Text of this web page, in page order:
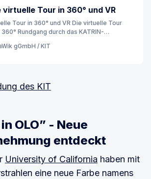
virtuelle Tour in 360° und VR
Tour in 360° und VR Die virtuelle Tour
Rundgang durch das KATRIN-
Sie alles über die Herausforderungen
der Neutrinomasse und lernen Sie direkt
gGmbH / KIT
des KIT
OLO” - Neue
entdeckt
University of California haben mit
eine neue Farbe namens